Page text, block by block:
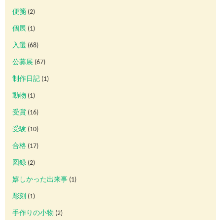
便箋 (2)
個展 (1)
入選 (68)
公募展 (67)
制作日記 (1)
動物 (1)
受賞 (16)
受験 (10)
合格 (17)
図録 (2)
嬉しかった出来事 (1)
彫刻 (1)
手作りの小物 (2)